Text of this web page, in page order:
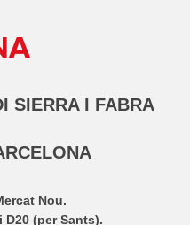
SIERRA I FABRA
Nou.
D20 (per Sants).